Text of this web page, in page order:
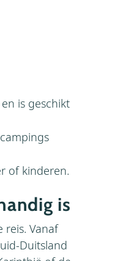
is geschikt
of kinderen.
is
Vanaf
Duitsland